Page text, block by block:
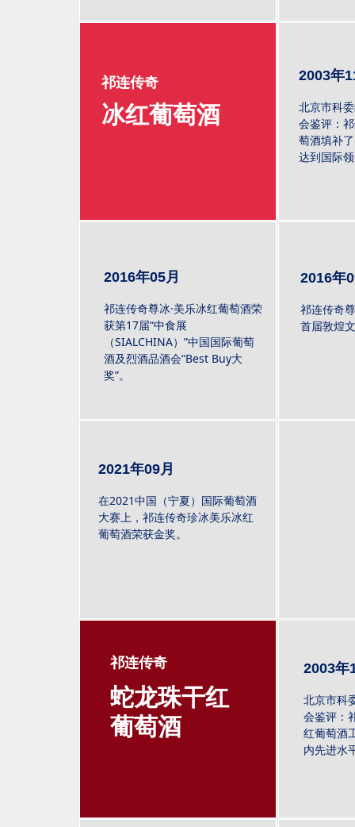
祁连传奇
冰红葡萄酒
北京市科
会鉴评：
萄酒填补
达到国际
2003年
祁连传奇尊冰·美乐冰红葡萄酒荣
获第17届“中食展
（SIALCHINA）”中国国际葡萄
酒及烈酒品酒会“Best Buy大
奖”。
2016年05月
2003年
北京市科
会鉴评：
红葡萄酒
内先进水
蛇龙珠干红
葡萄酒
祁连传奇
在2021中国（宁夏）国际葡萄酒
大赛上，祁连传奇珍冰美乐冰红
葡萄酒荣获金奖。
2021年09月
祁连传奇
首届敦煌
2016年